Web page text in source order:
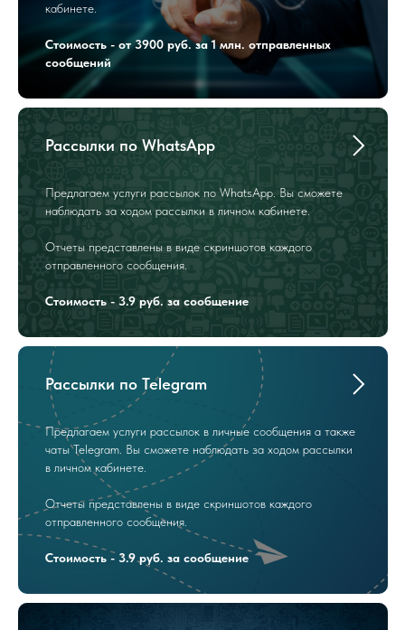
кабинете.
Стоимость - от 3900 руб. за 1 млн. отправленных
сообщений
Рассылки по WhatsApp
Предлагаем услуги рассылок по WhatsApp. Вы сможете
наблюдать за ходом рассылки в личном кабинете.
Отчеты представлены в виде скриншотов каждого
отправленного сообщения.
Стоимость - 3.9 руб. за сообщение
Рассылки по Telegram
Предлагаем услуги рассылок в личные сообщения а также
чаты Telegram. Вы сможете наблюдать за ходом рассылки
в личном кабинете.
Отчеты представлены в виде скриншотов каждого
отправленного сообщения.
Стоимость - 3.9 руб. за сообщение